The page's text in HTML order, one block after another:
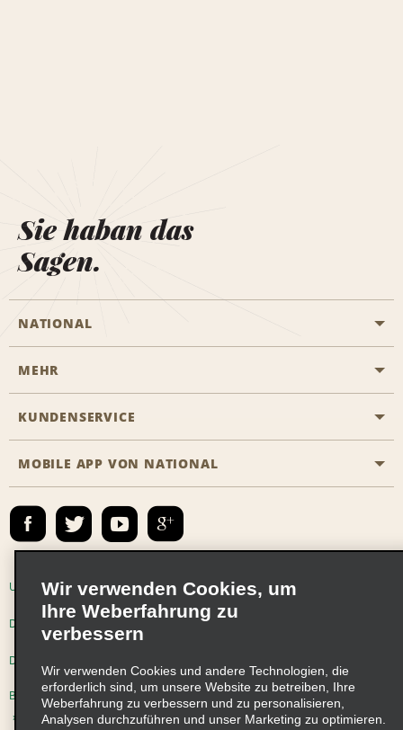
Sie haban das
Sagen.
NATIONAL
Eine Reservierung vornehmen
Das Business Rental Programm
Emerald Club Anmelden
MEHR
Karriere
KUNDENSERVICE
Barrierefreiheit
Kontakt
E-Mail anmelden
MOBILE APP VON NATIONAL
Unternehmensinformationen Nutzungsbedingungen
Datenschutzrichtlinie Cookie-Richtlinie
Datenschutzoptionen
Beschwerdeverfahren nach dem Lieferkettensorgfaltspflichtengesetz
Wir verwenden Cookies, um
Ihre Weberfahrung zu
verbessern
Wir verwenden Cookies und andere Technologien, die
erforderlich sind, um unsere Website zu betreiben, Ihre
Weberfahrung zu verbessern und zu personalisieren,
Analysen durchzuführen und unser Marketing zu optimieren.